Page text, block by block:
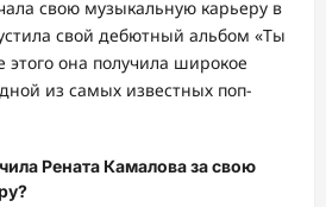
свою музыкальную карьеру в
свой дебютный альбом «Ты
этого она получила широкое
из самых известных поп-
Рената Камалова за свою